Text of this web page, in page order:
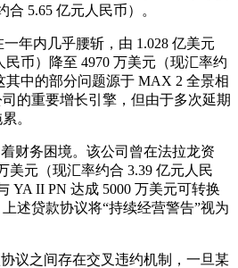
合 5.65 亿元人民币）。
年内几乎腰斩，由 1.028 亿美元
民币）降至 4970 万美元（现汇率约
其中的部分问题源于 MAX 2 全景相
的重要增长引擎，但由于多次延期
。
财务困境。该公司曾在法拉龙资
美元（现汇率约合 3.39 亿元人民
YA II PN 达成 5000 万美元可转换
述贷款协议将“持续经营警告”视为
议之间存在交叉违约机制，一旦某